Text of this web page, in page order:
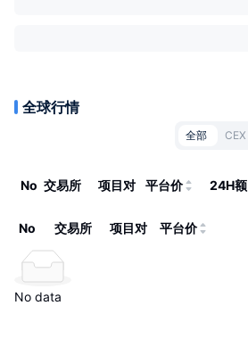
全球行情
全部 CEX
No 交易所 项目对 平台价 24H额
No 交易所 项目对 平台价
No data